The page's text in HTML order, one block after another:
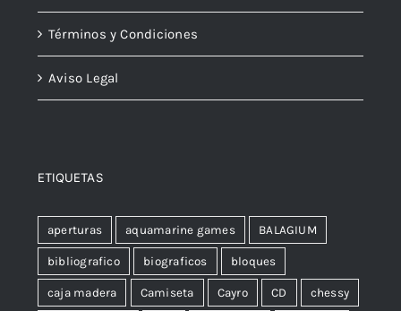
Términos y Condiciones
Aviso Legal
ETIQUETAS
aperturas aquamarine games BALAGIUM
bibliografico biograficos bloques
caja madera Camiseta Cayro CD chessy